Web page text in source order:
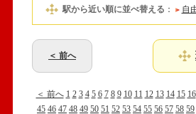
駅から近い順に並べ替える ： 自
＜ 前へ
＜ 前へ 1 2 3 4 5 6 7 8 9 10 11 12 13 14 15 16
45 46 47 48 49 50 51 52 53 54 55 56 57 58 59